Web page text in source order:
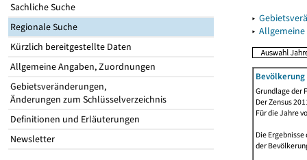
Sachliche Suche
Regionale Suche
Kürzlich bereitgestellte Daten
Allgemeine Angaben, Zuordnungen
Gebietsveränderungen,
Änderungen zum Schlüsselverzeichnis
Definitionen und Erläuterungen
Newsletter
▸
▸
Grundlage der
Der Zensus
Für die Jahre
Die
der